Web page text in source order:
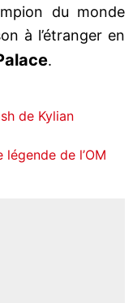
du monde
à l’étranger en
.
de Kylian
de l’OM